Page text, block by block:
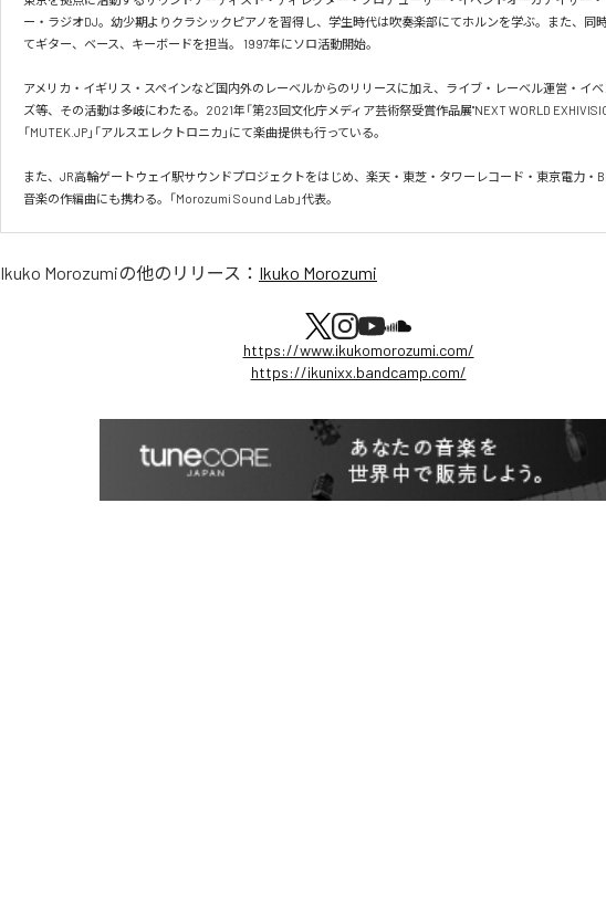
ー・ラジオDJ。幼少期よりクラシックピアノを習得し、学生時代は吹奏楽部にてホルンを学ぶ。また、同
てギター、ベース、キーボードを担当。 1997年にソロ活動開始。
アメリカ・イギリス・スペインなど国内外のレーベルからのリリースに加え、ライブ・レーベル運営・イ
ズ等、その活動は多岐にわたる。2021年「第23回文化庁メディア芸術祭受賞作品展"NEXT WORLD
「MUTEK.JP」「アルスエレクトロニカ」にて楽曲提供も行っている。
また、JR高輪ゲートウェイ駅サウンドプロジェクトをはじめ、楽天・東芝・タワーレコード・東京電力・
音楽の作編曲にも携わる。「Morozumi Sound Lab」代表。
Ikuko Morozumiの他のリリース： Ikuko Morozumi
https://www.ikukomorozumi.com/
https://ikunixx.bandcamp.com/